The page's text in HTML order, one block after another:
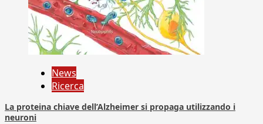
News
Ricerca
La proteina chiave dell’Alzheimer si propaga utilizzando i
neuroni